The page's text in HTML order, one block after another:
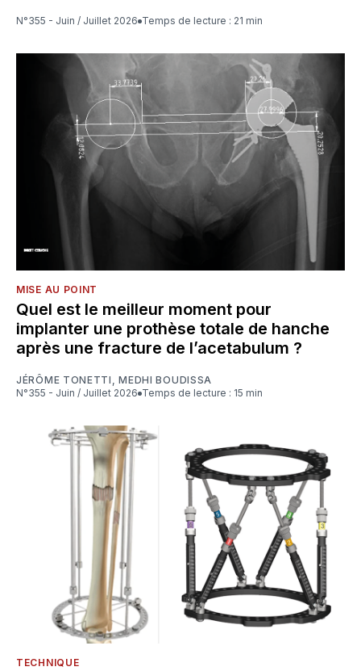
N°355 - Juin / Juillet 2026 Temps de lecture : 21 min
MISE AU POINT
Quel est le meilleur moment pour
implanter une prothèse totale de hanche
après une fracture de l’acetabulum ?
JÉRÔME TONETTI ,MEDHI BOUDISSA
N°355 - Juin / Juillet 2026
Temps de lecture : 15 min
TECHNIQUE